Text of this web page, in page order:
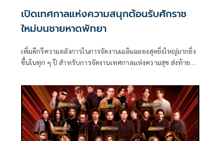
เปิดเทศกาลแห่งความสนุกต้อนรับศักราช
ใหม่บนชายหาดพัทยา
เพิ่มดีกรีความอลังการในการจัดงานเฉลิมฉลองสุดยิ่งใหญ่มากยิ่ง
ขึ้นในทุก ๆ ปี สำหรับการจัดงานเทศกาลแห่งความสุข ส่งท้ายปี
ชลบุรี ล่าสุดสำหรับการจัดงาน "PATTAYA COUNTDOWN 2025"
(พัทยา เคาท์ดาวน์ 2025) ในธีม “CARNIVAL of HAPPINESS”
(คาร์นิวัล ออฟ แฮปปี้เนส)